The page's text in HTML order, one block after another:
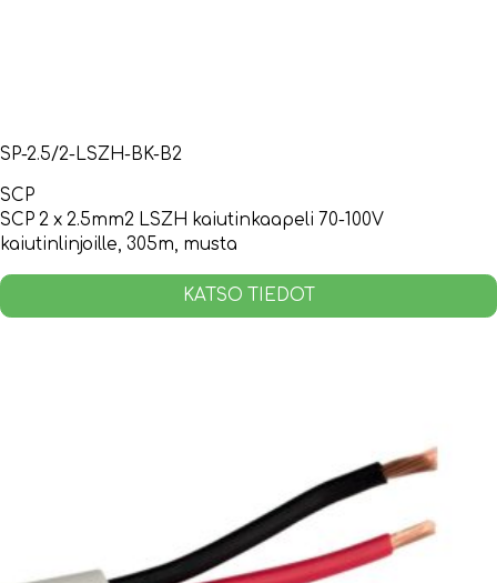
SP-2.5/2-LSZH-BK-B2
SCP
SCP 2 x 2.5mm2 LSZH kaiutinkaapeli 70-100V
kaiutinlinjoille, 305m, musta
KATSO TIEDOT